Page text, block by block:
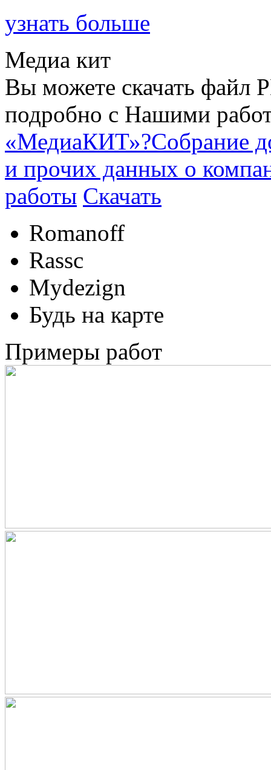
узнать больше
Медиа кит
Вы можете скачать файл
подробно с Нашими
«МедиаКИТ»?Собрание
и прочих данных о
работы Скачать
Romanoff
Rassc
Mydezign
Будь на карте
Примеры работ